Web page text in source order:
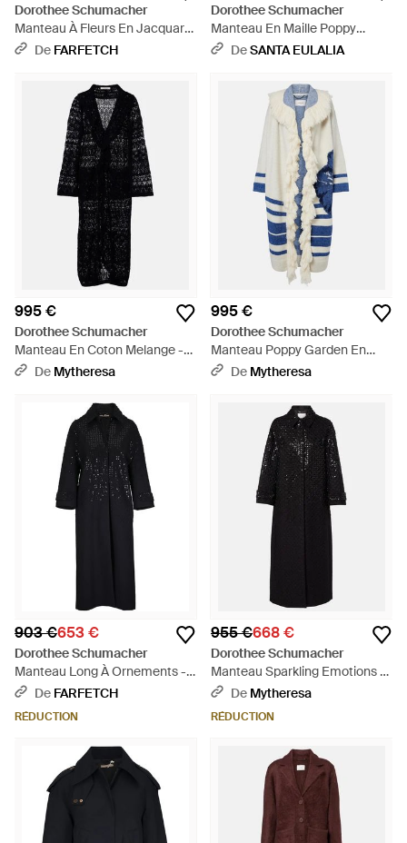
Dorothee Schumacher
Manteau À Fleurs En Jacquard
Poppy Garden - Blanc
De FARFETCH
Dorothee Schumacher
Manteau En Maille Poppy
Garden - Blanc
DeSANTA EULALIA
995 €
Dorothee Schumacher
Manteau En Coton Melange -
NoirDe Mytheresa
995 €
Dorothee Schumacher
Manteau Poppy Garden En
Coton Et Laine Melanges - Bleu
De Mytheresa
903 €653 €
Dorothee Schumacher
Manteau Long À Ornements -
NoirDe FARFETCH
RÉDUCTION
955 €668 €
Dorothee Schumacher
Manteau Sparkling Emotions A
Sequins - Noir
De Mytheresa
RÉDUCTION